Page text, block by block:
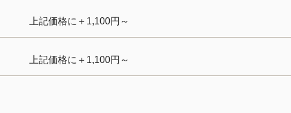
上記価格に＋1,100円～
上記価格に＋1,100円～